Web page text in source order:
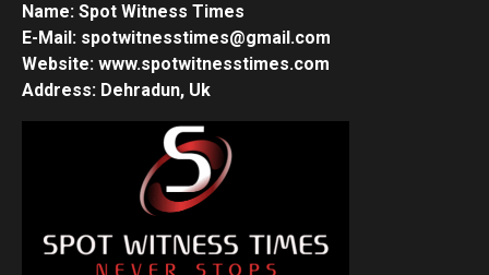
Name: Spot Witness Times
E-Mail: spotwitnesstimes@gmail.com
Website: www.spotwitnesstimes.com
Address: Dehradun, Uk